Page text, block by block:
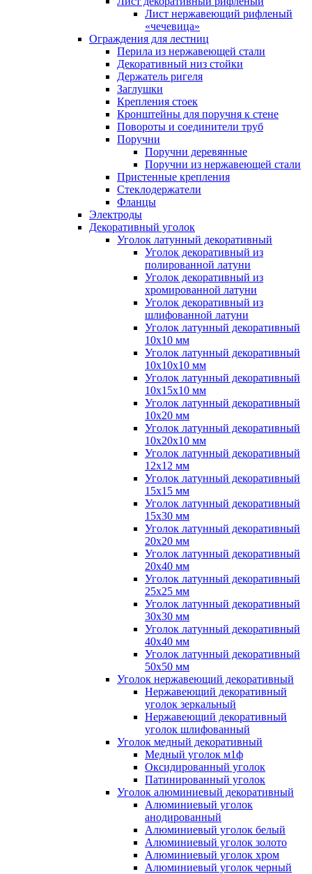
Лист нержавеющий рифленый
«чечевица»
Ограждения для лестниц
Перила из нержавеющей стали
Декоративный низ стойки
Держатель ригеля
Заглушки
Крепления стоек
Кронштейны для поручня к стене
Повороты и соединители труб
Поручни
Поручни деревянные
Поручни из нержавеющей стали
Пристенные крепления
Стеклодержатели
Фланцы
Электроды
Декоративный уголок
Уголок латунный декоративный
Уголок декоративный из
полированной латуни
Уголок декоративный из
хромированной латуни
Уголок декоративный из
шлифованной латуни
Уголок латунный декоративный
10x10 мм
Уголок латунный декоративный
10x10x10 мм
Уголок латунный декоративный
10x15x10 мм
Уголок латунный декоративный
10x20 мм
Уголок латунный декоративный
10x20x10 мм
Уголок латунный декоративный
12x12 мм
Уголок латунный декоративный
15x15 мм
Уголок латунный декоративный
15x30 мм
Уголок латунный декоративный
20x20 мм
Уголок латунный декоративный
20x40 мм
Уголок латунный декоративный
25x25 мм
Уголок латунный декоративный
30x30 мм
Уголок латунный декоративный
40x40 мм
Уголок латунный декоративный
50x50 мм
Уголок нержавеющий декоративный
Нержавеющий декоративный
уголок зеркальный
Нержавеющий декоративный
уголок шлифованный
Уголок медный декоративный
Медный уголок м1ф
Оксидированный уголок
Патинированный уголок
Уголок алюминиевый декоративный
Алюминиевый уголок
анодированный
Алюминиевый уголок белый
Алюминиевый уголок золото
Алюминиевый уголок хром
Алюминиевый уголок черный